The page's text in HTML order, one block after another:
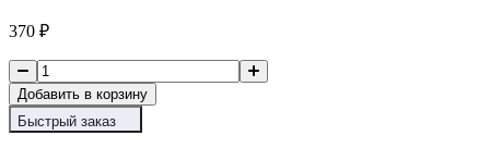
370 ₽
Добавить в корзину
Быстрый заказ